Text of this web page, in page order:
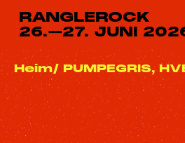
RANGLEROCK
26.–27. JUNI
Heim PUMPEGRIS,